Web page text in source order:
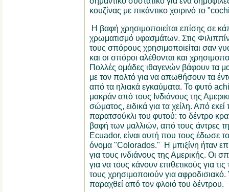
κουζίνας με πικάντικο χοιρινό το
Η βαφή χρησιμοποιείται επίσης σε
χρωματισμό υφασμάτων. Στις
τους σπόρους χρησιμοποιείται σαν
και οι σπόροι αλέθονται και
Πολλές ομάδες ιθαγενών βάφουν τα
με τον πολτό για να απωθήσουν τα
από τα ηλιακά εγκαύματα. Το φυτό
μακράν από τους Ινδιάνους της
σώματος, ειδικά για τα χείλη. Από εκεί
παρατσούκλι του φυτού: το δέντρο
βαφή των μαλλιών, από τους άντρες
Ecuador, είναι αυτή που τους έδωσε
όνομα "Colorados." Η μπιξίνη ήταν
για τους ινδιάνους της Αμερικής. Οι
για να τους κάνουν επιθετικούς για τις
τους χρησιμοποιούν για
παραχθεί από τον φλοιό του δέντρου.